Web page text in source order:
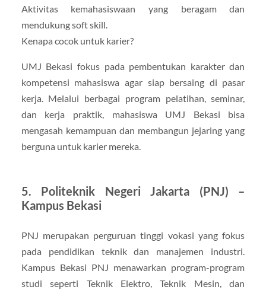
Aktivitas kemahasiswaan yang beragam dan
mendukung soft skill.
Kenapa cocok untuk karier?
UMJ Bekasi fokus pada pembentukan karakter dan
kompetensi mahasiswa agar siap bersaing di pasar
kerja. Melalui berbagai program pelatihan, seminar,
dan kerja praktik, mahasiswa UMJ Bekasi bisa
mengasah kemampuan dan membangun jejaring yang
berguna untuk karier mereka.
5. Politeknik Negeri Jakarta (PNJ) –
Kampus Bekasi
PNJ merupakan perguruan tinggi vokasi yang fokus
pada pendidikan teknik dan manajemen industri.
Kampus Bekasi PNJ menawarkan program-program
studi seperti Teknik Elektro, Teknik Mesin, dan